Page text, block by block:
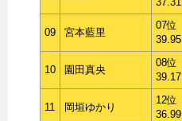
09 宮本藍里
07位
39.95
10 園田真央
08位
39.17
11 岡垣ゆかり
12位
36.99